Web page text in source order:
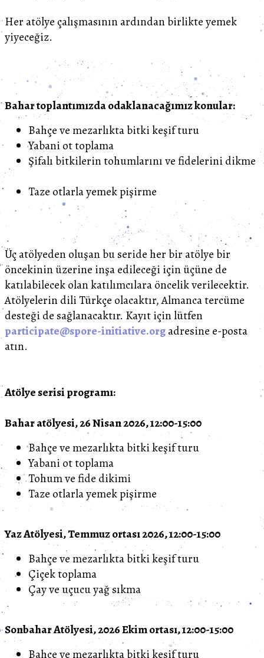
Her atölye çalışmasının ardından birlikte yemek
yiyeceğiz.
Bahar toplantımızda odaklanacağımız konular:
Bahçe ve mezarlıkta bitki keşif turu
Yabani ot toplama
Şifalı bitkilerin tohumlarını ve fidelerini dikme
Taze otlarla yemek pişirme
Üç atölyeden oluşan bu seride her bir atölye bir
öncekinin üzerine inşa edileceği için üçüne de
katılabilecek olan katılımcılara öncelik verilecektir.
Atölyelerin dili Türkçe olacaktır, Almanca tercüme
desteği de sağlanacaktır. Kayıt için lütfen
participate@spore-initiative.orgadresine e-posta
atın.
Atölye serisi programı:
Bahar atölyesi, 26 Nisan 2026, 12:00-15:00
Bahçe ve mezarlıkta bitki keşif turu
Yabani ot toplama
Tohum ve fide dikimi
Taze otlarla yemek pişirme
Yaz Atölyesi, Temmuz ortası 2026, 12:00-15:00
Bahçe ve mezarlıkta bitki keşif turu
Çiçek toplama
Çay ve uçucu yağ sıkma
Sonbahar Atölyesi, 2026 Ekim ortası, 12:00-15:00
Bahçe ve mezarlıkta bitki keşif turu